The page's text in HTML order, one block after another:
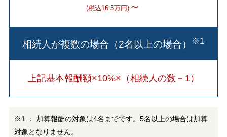
(税込16.5万円) ～
相続人が複数の場合（2名以上の場合） ※1
上記基本報酬額×10%×（相続人の数－1）
※1 ： 加算報酬の対象は4名までです。5名以上の場合は加算
対象となりません。